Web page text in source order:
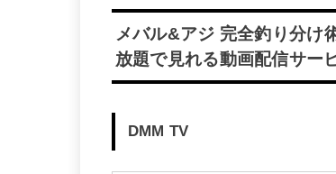
メバル&アジ 完全釣り分け
放題で見れる動画配信サー
DMM TV